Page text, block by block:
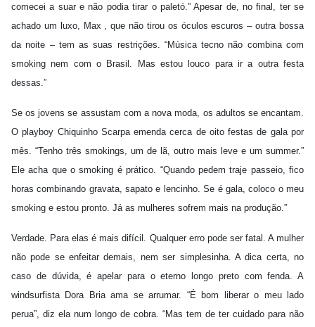
comecei a suar e não podia tirar o paletó.” Apesar de, no final, ter se
achado um luxo, Max , que não tirou os óculos escuros – outra bossa
da noite – tem as suas restrições. “Música tecno não combina com
smoking nem com o Brasil. Mas estou louco para ir a outra festa
dessas.”
Se os jovens se assustam com a nova moda, os adultos se encantam.
O playboy Chiquinho Scarpa emenda cerca de oito festas de gala por
mês. “Tenho três smokings, um de lã, outro mais leve e um summer.”
Ele acha que o smoking é prático. “Quando pedem traje passeio, fico
horas combinando gravata, sapato e lencinho. Se é gala, coloco o meu
smoking e estou pronto. Já as mulheres sofrem mais na produção.”
Verdade. Para elas é mais difícil. Qualquer erro pode ser fatal. A mulher
não pode se enfeitar demais, nem ser simplesinha. A dica certa, no
caso de dúvida, é apelar para o eterno longo preto com fenda. A
windsurfista Dora Bria ama se arrumar. “É bom liberar o meu lado
perua”, diz ela num longo de cobra. “Mas tem de ter cuidado para não